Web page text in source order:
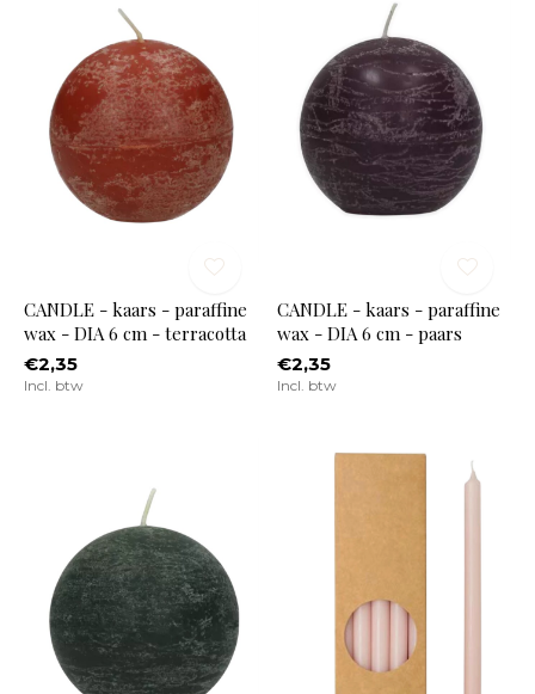
CANDLE - kaars - paraffine
wax - DIA 6 cm - terracotta
€2,35
Incl. btw
CANDLE - kaars - paraffine
wax - DIA 6 cm - paars
€2,35
Incl. btw